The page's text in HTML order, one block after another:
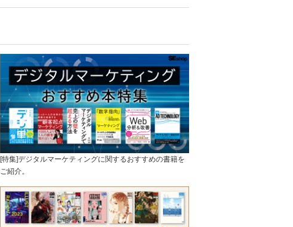
[特集]デジタルマーケティングに関するおすすめの書籍を
ご紹介。